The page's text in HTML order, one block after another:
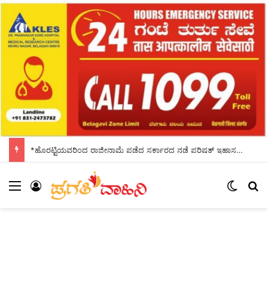
*ಹೊರಟ್ಟಿಯವರಿಂದ ರಾಜೀನಾಮೆ ಪಡೆದ ಸರ್ಕಾರದ ನಡೆ ಪರಿಷತ್ ಇಹಾಸದಲ್ಲಿ ಕಪ್ಪು ಚುಕ್ಕೆ:ಬಸವರಾಜ ಬೊಮ್ಮಾಯಿ*
Menu Log In